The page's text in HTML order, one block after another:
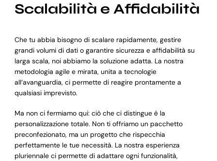
Scalabilità e Affidabilità
Che tu abbia bisogno di scalare rapidamente, gestire
grandi volumi di dati o garantire sicurezza e affidabilità su
larga scala, noi abbiamo la soluzione adatta. La nostra
metodologia agile e mirata, unita a tecnologie
all’avanguardia, ci permette di reagire prontamente a
qualsiasi imprevisto.
Ma non ci fermiamo qui: ciò che ci distingue è la
personalizzazione totale. Non ti offriamo un pacchetto
preconfezionato, ma un progetto che rispecchia
perfettamente le tue necessità. La nostra esperienza
pluriennale ci permette di adattare ogni funzionalità,